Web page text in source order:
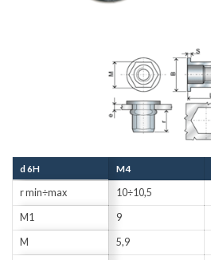
d 6H M4
r min÷max 10÷10,5
M1 9
M 5,9